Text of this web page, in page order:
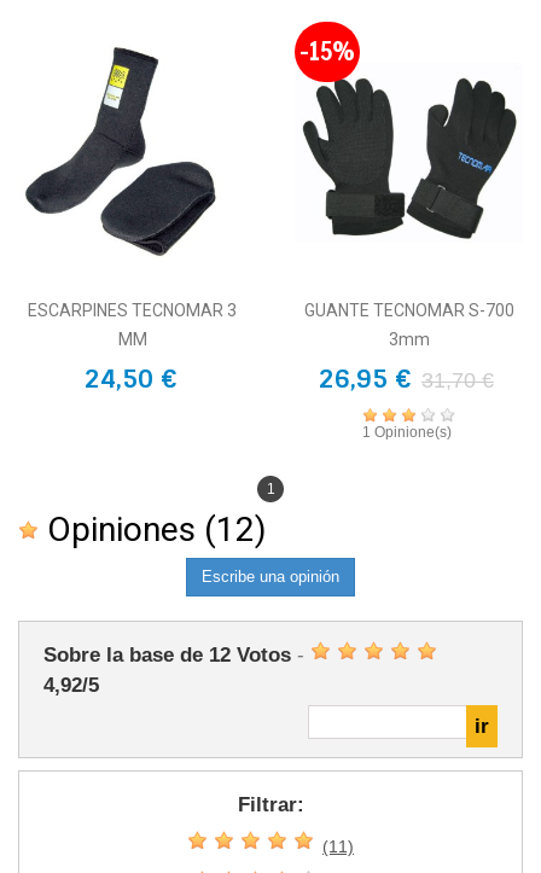
ESCARPINES TECNOMAR 3
MM
24,50 €
-15%
GUANTE TECNOMAR S-700
3mm
26,95 € 31,70 €
1 Opinione(s)
1
Opiniones (12)
Escribe una opinión
Sobre la base de 12 Votos -
4,92/5
Filtrar:
(11)